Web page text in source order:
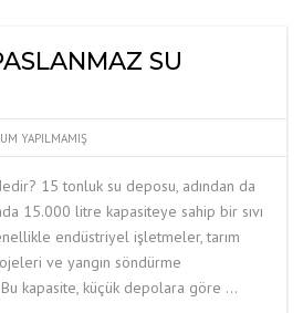
SU
YAPILMAMIŞ
15 tonluk su deposu, adından da
15.000 litre kapasiteye sahip bir sıvı
endüstriyel işletmeler, tarım
ve yangın söndürme
Bu kapasite, küçük depolara göre …